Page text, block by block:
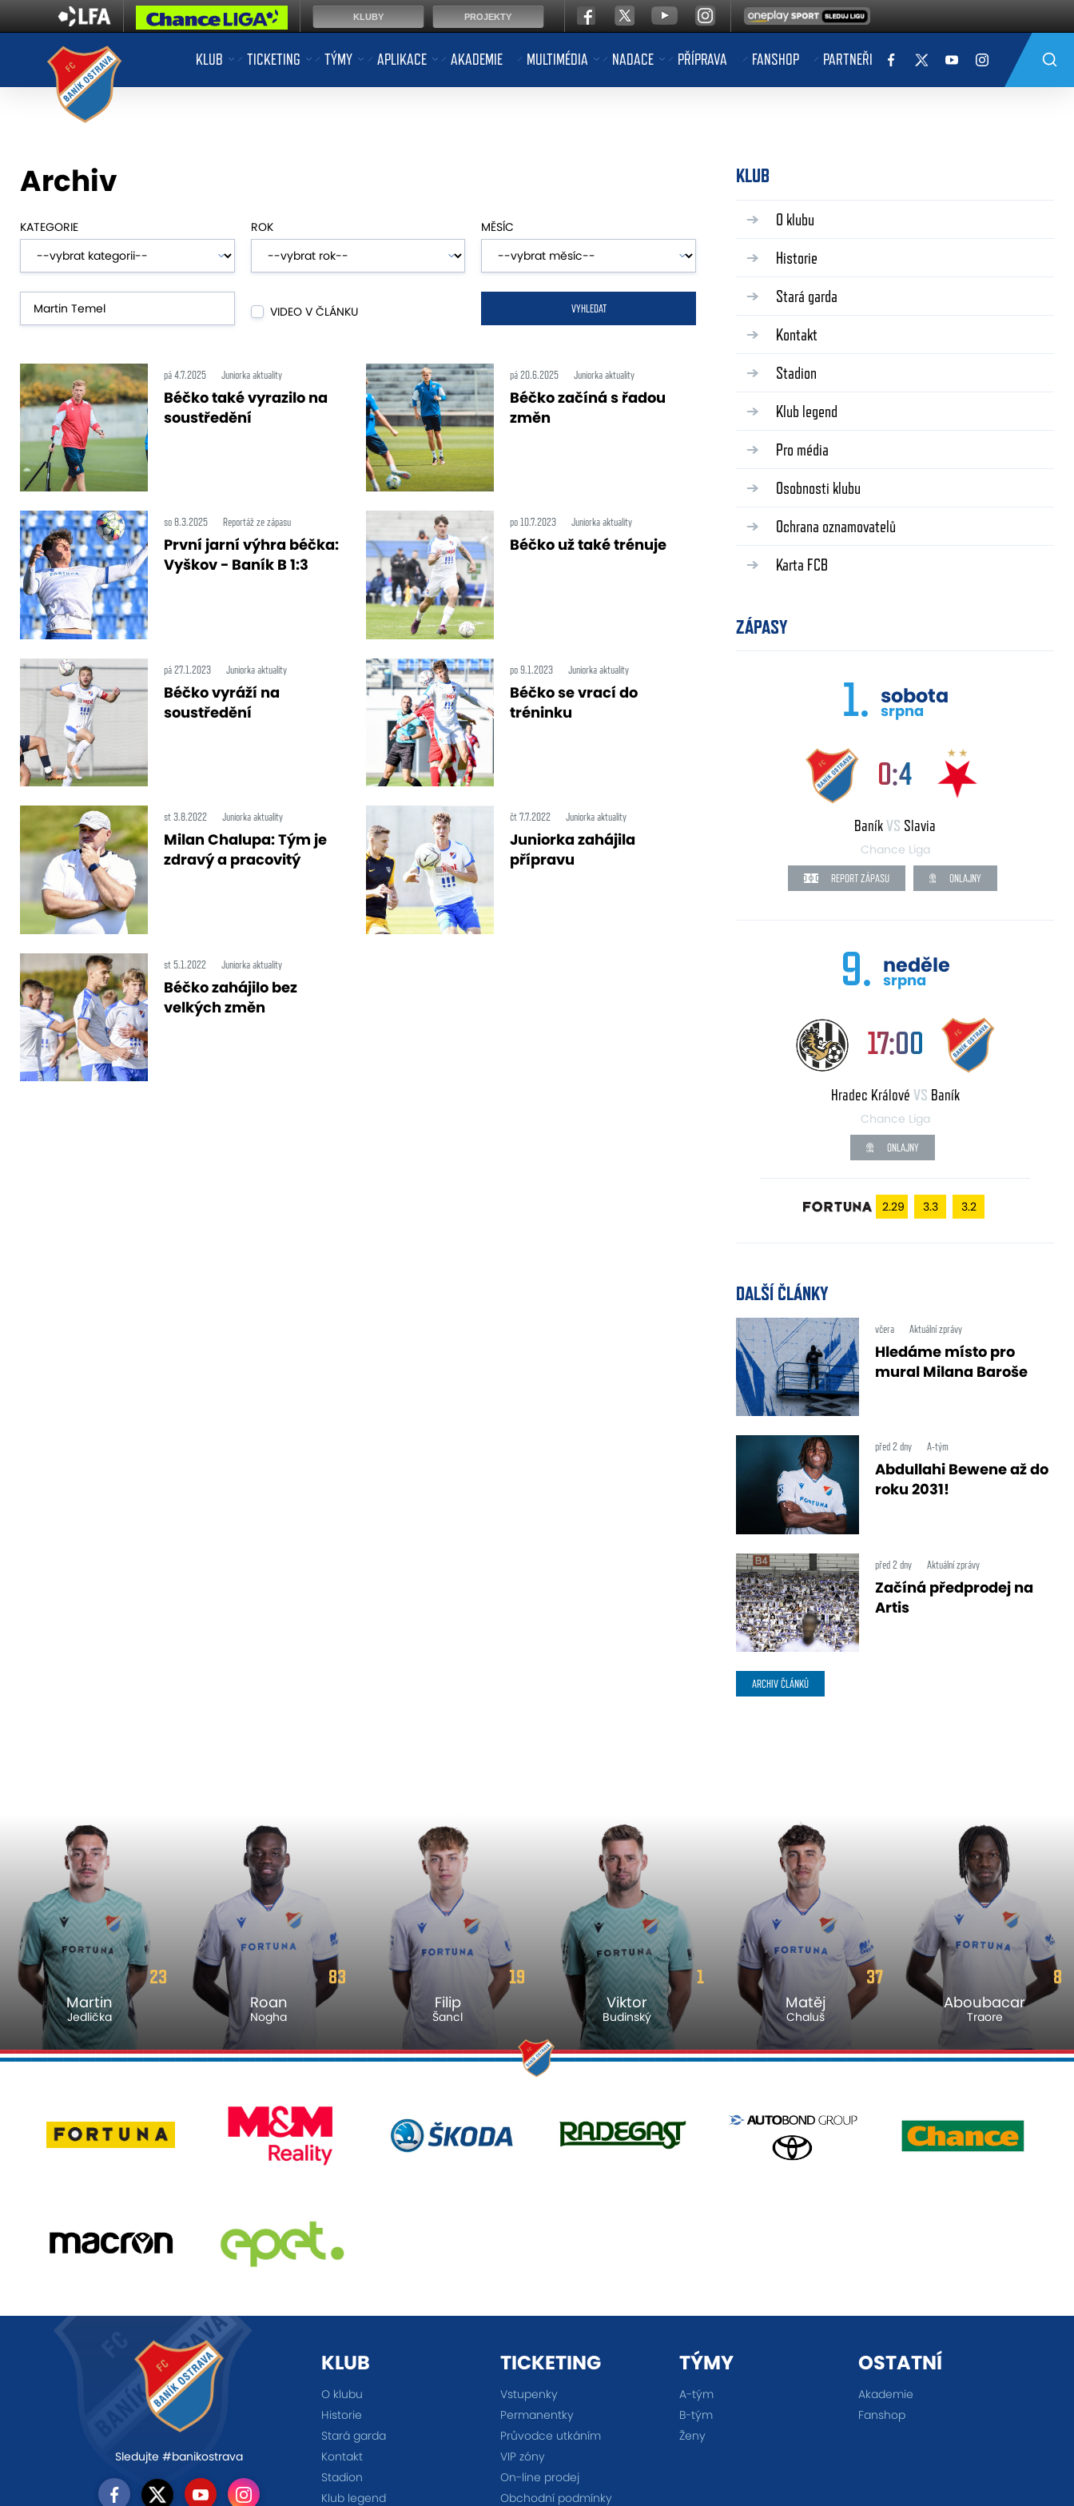
KLUB TICKETING TÝMY APLIKACE AKADEMIE MULTIMÉDIA NADACE PŘÍPRAVA FANSHOP PARTNEŘI
Archiv
KATEGORIE ROK MĚSÍC
VIDEO V ČLÁNKU VYHLEDAT
pá 4.7.2025 Juniorka aktuality
Béčko také vyrazilo na
soustředění
pá 20.6.2025 Juniorka aktuality
Béčko začíná s řadou
změn
so 8.3.2025 Reportáž ze zápasu
První jarní výhra béčka:
Vyškov - Baník B 1:3
po 10.7.2023 Juniorka aktuality
Béčko už také trénuje
pá 27.1.2023 Juniorka aktuality
Béčko vyráží na
soustředění
po 9.1.2023 Juniorka aktuality
Béčko se vrací do
tréninku
st 3.8.2022 Juniorka aktuality
Milan Chalupa: Tým je
zdravý a pracovitý
čt 7.7.2022 Juniorka aktuality
Juniorka zahájila
přípravu
st 5.1.2022 Juniorka aktuality
Béčko zahájilo bez
velkých změn
KLUB
O klubu
Historie
Stará garda
Kontakt
Stadion
Klub legend
Pro média
Osobnosti klubu
Ochrana oznamovatelů
Karta FCB
ZÁPASY
1. sobota
srpna
0:4
BaníkVS Slavia
Chance Liga
REPORT ZÁPASU ONLAJNY
9. neděle
srpna
17:00
Hradec Králové VS Baník
Chance Liga
ONLAJNY
2.29 3.3 3.2
DALŠÍ ČLÁNKY
včera Aktuální zprávy
Hledáme místo pro
mural Milana Baroše
před 2 dny A-tým
Abdullahi Bewene až do
roku 2031!
před 2 dny Aktuální zprávy
Začíná předprodej na
Artis
ARCHIV ČLÁNKŮ
23
Martin
Jedlička
83
Roan
Nogha
19
Filip
Šancl
1
Viktor
Budinský
37
Matěj
Chaluš
8
Aboubacar
Traore
Sledujte #banikostrava
KLUB
O klubu
Historie
Stará garda
Kontakt
Stadion
Klub legend
TICKETING
Vstupenky
Permanentky
Průvodce utkáním
VIP zóny
On-line prodej
Obchodní podmínky
TÝMY
A-tým
B-tým
Ženy
OSTATNÍ
Akademie
Fanshop
KLUBY PROJEKTY